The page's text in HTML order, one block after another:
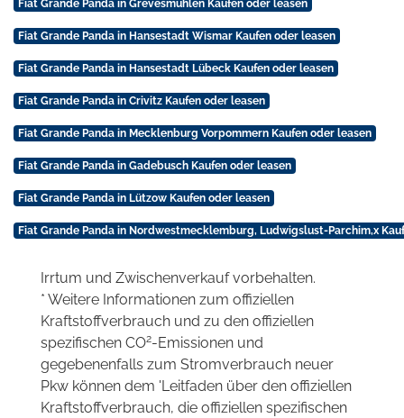
Fiat Grande Panda in Grevesmühlen Kaufen oder leasen
Fiat Grande Panda in Hansestadt Wismar Kaufen oder leasen
Fiat Grande Panda in Hansestadt Lübeck Kaufen oder leasen
Fiat Grande Panda in Crivitz Kaufen oder leasen
Fiat Grande Panda in Mecklenburg Vorpommern Kaufen oder leasen
Fiat Grande Panda in Gadebusch Kaufen oder leasen
Fiat Grande Panda in Lützow Kaufen oder leasen
Fiat Grande Panda in Nordwestmecklemburg, Ludwigslust-Parchim,x
Irrtum und Zwischenverkauf vorbehalten.
* Weitere Informationen zum offiziellen
Kraftstoffverbrauch und zu den offiziellen
spezifischen CO2-Emissionen und
gegebenenfalls zum Stromverbrauch neuer
Pkw können dem 'Leitfaden über den offiziellen
Kraftstoffverbrauch, die offiziellen spezifischen